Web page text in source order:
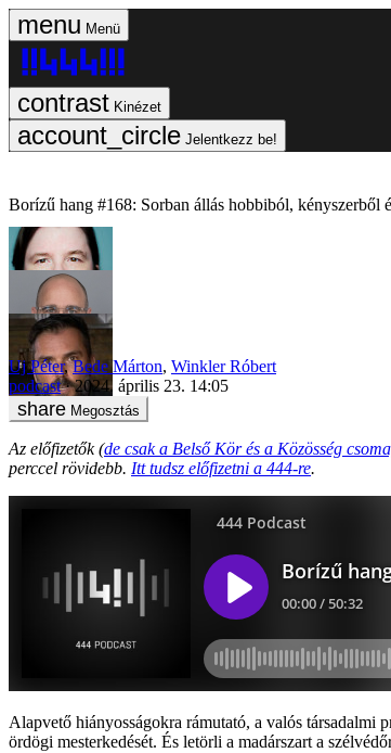
Menü
Kinézet
Jelentkezz be!
Borízű hang #168: Sorban állás hobbiból, kényszerből
Uj Péter,Bede Márton, Winkler Róbert
podcast
2024. április 23. 14:05
Megosztás
Az előfizetők (de csak a Belső Kör és a Közösség
perccel rövidebb. Itt tudsz előfizetni a 444-re.
Alapvető hiányosságokra rámutató, a valós társadalmi
ördögi mesterkedését. És letörli a madárszart a